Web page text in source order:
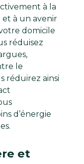
à la
à un avenir
domicile
réduisez
le
réduirez ainsi
d’énergie
et